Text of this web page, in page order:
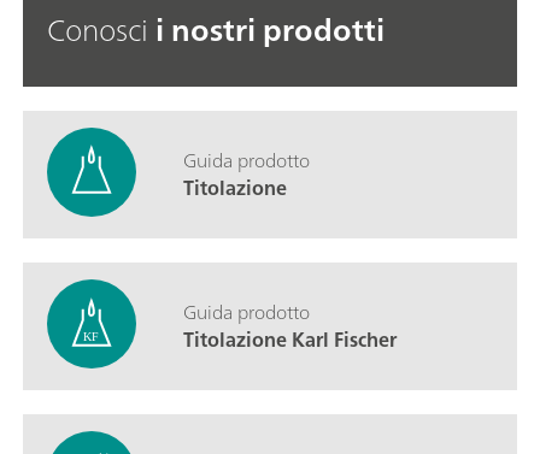
Conosci i nostri prodotti
Guida prodotto
Titolazione
Guida prodotto
Titolazione Karl Fischer